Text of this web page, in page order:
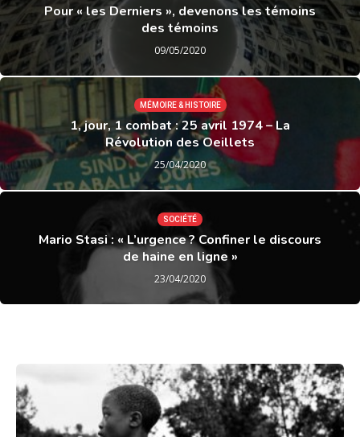
Pour « les Derniers », devenons les témoins
des témoins
09/05/2020
MÉMOIRE & HISTOIRE
1, jour, 1 combat : 25 avril 1974 – La
Révolution des Oeillets
25/04/2020
SOCIÉTÉ
Mario Stasi : « L’urgence ? Confiner le discours
de haine en ligne »
23/04/2020